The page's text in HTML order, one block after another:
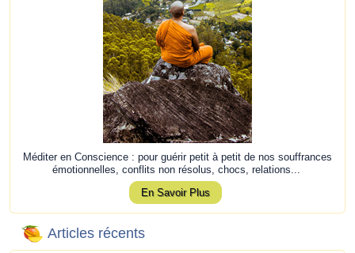
Méditer en Conscience : pour guérir petit à petit de nos souffrances
émotionnelles, conflits non résolus, chocs, relations...
En Savoir Plus
Articles récents